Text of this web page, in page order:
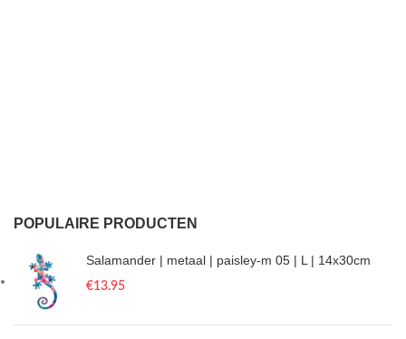
POPULAIRE PRODUCTEN
Salamander | metaal | paisley-m 05 | L | 14x30cm
€13.95